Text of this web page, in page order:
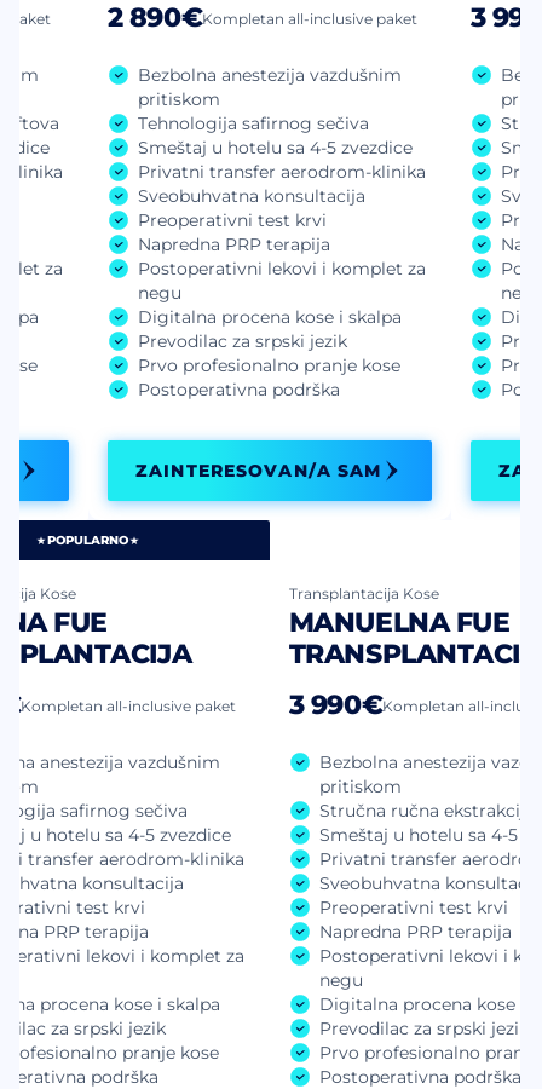
paket
klinika
za
2 890€Kompletan all-inclusive paket
Bezbolna anestezija vazdušnim
pritiskom
Tehnologija safirnog sečiva
Smeštaj u hotelu sa 4-5 zvezdice
Privatni transfer aerodrom-klinika
Sveobuhvatna konsultacija
Preoperativni test krvi
Napredna PRP terapija
Postoperativni lekovi i komplet za
negu
Digitalna procena kose i skalpa
Prevodilac za srpski jezik
Prvo profesionalno pranje kose
Postoperativna podrška
ZAINTERESOVAN/A SAM
3
POPULARNO
Kose
FUE
Kompletan all-inclusive paket
anestezija vazdušnim
safirnog sečiva
u hotelu sa 4-5 zvezdice
transfer aerodrom-klinika
konsultacija
test krvi
PRP terapija
lekovi i komplet za
procena kose i skalpa
za srpski jezik
pranje kose
podrška
Transplantacija Kose
MANUELNA FUE
3 990€Kompletan all-
Bezbolna anestezija
pritiskom
Stručna ručna ekstrakcija
Smeštaj u hotelu sa 4-5
Privatni transfer
Sveobuhvatna
Preoperativni test krvi
Napredna PRP terapija
Postoperativni lekovi i
negu
Digitalna procena kose i
Prevodilac za srpski jezik
Prvo profesionalno pranje
Postoperativna podrška